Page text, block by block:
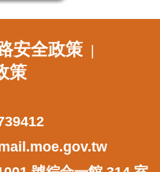
安全政策|
策